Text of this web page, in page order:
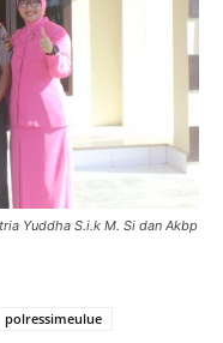
Yuddha S.i.k M. Si dan Akbp
polressimeulue